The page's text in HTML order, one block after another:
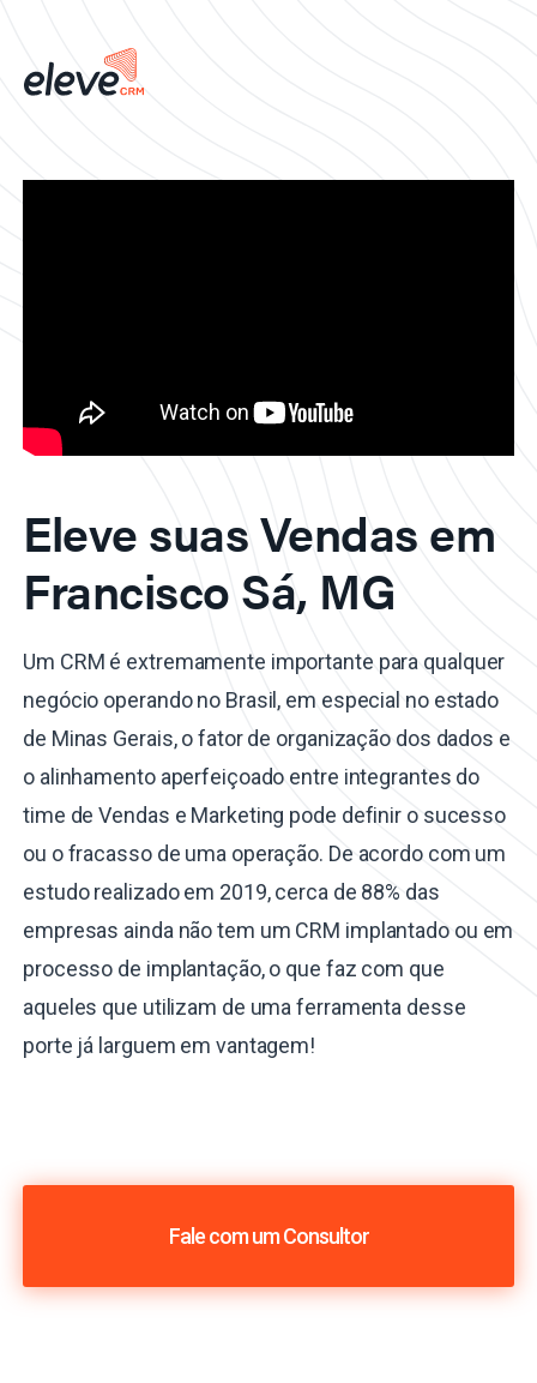
Eleve suas Vendas em
Francisco Sá, MG
Um CRM é extremamente importante para qualquer
negócio operando no Brasil, em especial no estado
de Minas Gerais, o fator de organização dos dados e
o alinhamento aperfeiçoado entre integrantes do
time de Vendas e Marketing pode definir o sucesso
ou o fracasso de uma operação. De acordo com um
estudo realizado em 2019, cerca de 88% das
empresas ainda não tem um CRM implantado ou em
processo de implantação, o que faz com que
aqueles que utilizam de uma ferramenta desse
porte já larguem em vantagem!
Fale com um Consultor